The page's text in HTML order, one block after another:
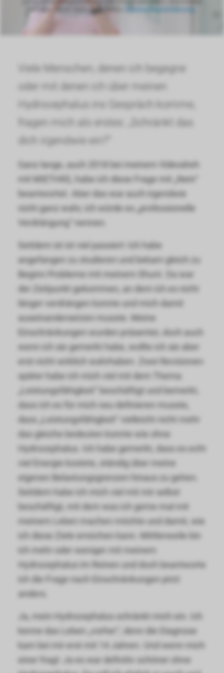
werden. Mehr dazu in unserer
Viele Menschen, denen ich begegne
oder mit denen ich über meinen
Hydrocephalus ins Gespräch komme,
fragen mich als erstes: „Schränkt das
dich irgendwie ein?“
Ganz lange, auch 2018 bei meinem Videodreh
mit MIETHKE, habe ich diese Frage mit „Nein“
beantwortet. Aber das war auch irgendwie
nicht ganz wahr, ich würde es „professionelle
Verdrängung“ nennen.
Seitdem ist ist viel passiert: Ich habe
angefangen zu studieren und bekam gleich zu
Beginn Probleme mit meinem Shunt. Da war
der Zeitpunkt gekommen, an dem ich es nicht
länger verdrängen konnte und mich damit
auseinandersetzen musste. Meine
Einschränkungen wurden präsenter, doch auch
wenn ich sie gemerkt habe, wollte ich sie aber
erst nicht wirklich wahrhaben. Zwei Revisionen
später habe ich mich viel mit dem Thema
„Leistungsfähigkeit“ beschäftigt und bemerkt,
dass ich es für mich neu definieren musste,
dass „Leistungsfähigkeit“ vielleicht nicht mehr
das gleiche bedeuten konnte wie ohne
Hydrocephalus. Ich habe gemerkt, dass es echt
viel Energie kostete, ständig über meine
eigenen Belastungsgrenzen hinaus zu gehen.
Seitdem habe ich mich viel mit mir selbst
beschäftigt, mit dem was ich gerne mal mit
meinem Leben machen möchte und damit, wie
ich diese Ziele erreichen kann. Mittlerweile bin
ich mehr oder weniger mit meinem
Hydrocephalus im Reinen und doch beantworte
ich die Frage nach Einschränkungen jetzt
anders.
Ja, mein Hydrocephalus schränkt mich ein. Ich
kenne das Leben „vorher“, denn die Diagnose
kam bei mir erst mit 14 Jahren. Und wenn mich
einer fragt: Ja es war definitiv schöner ohne